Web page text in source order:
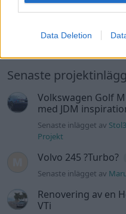
Data Deletion
Här diskuterar vi
d-b
Senaste
Volkswagen Golf
med JDM
Senaste inlägget av
Projekt
Volvo 245 ?Turbo?
Senaste inlägget av
Renovering av en
VTi